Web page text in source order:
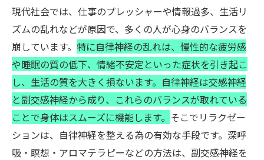
日々のストレスを軽減する簡単リラクゼーショ
ン術5選
心と身体のバランスを整え、自律神経を整える
ための総まとめ
現代社会では、仕事のプレッシャーや情報過多、生活リ
ズムの乱れなどが原因で、多くの人が心身のバランスを
崩しています。 特に自律神経の乱れは、慢性的な疲労感
や睡眠の質の低下、情緒不安定といった症状を引き起こ
し、生活の質を大きく損ないます。自律神経は交感神経
と副交感神経から成り、これらのバランスが取れている
ことで身体はスムーズに機能します。 そこでリラクゼー
ションは、自律神経を整える為の有効な手段です。深呼
吸・瞑想・アロマテラピーなどの方法は、副交感神経を